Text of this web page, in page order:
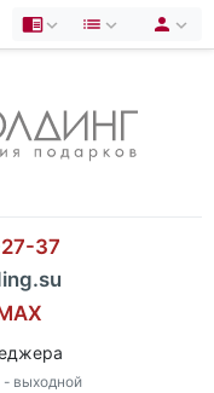
37
- выходной